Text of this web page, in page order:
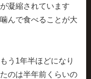
凝縮されています
んで食べることが大
う1年半ほどになり
のは半年前くらいの